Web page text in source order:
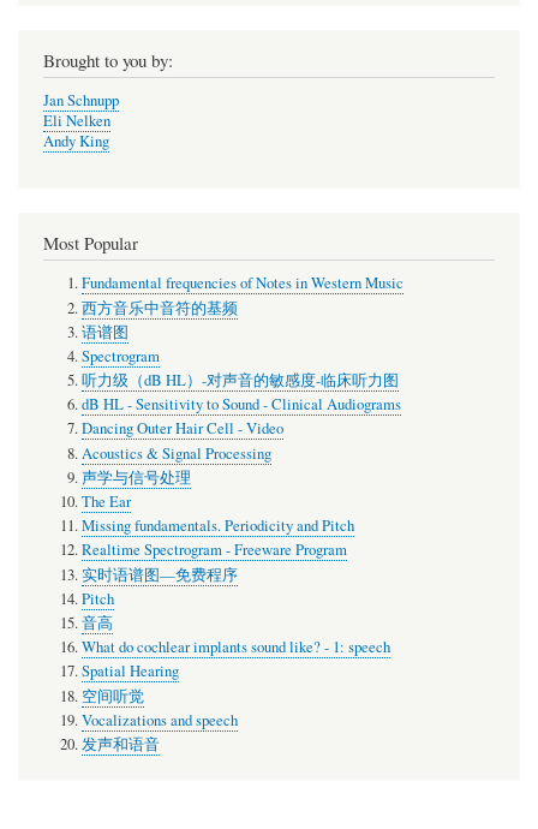
Brought to you by:
Jan Schnupp
Eli Nelken
Andy King
Most Popular
Fundamental frequencies of Notes in Western Music
西方音乐中音符的基频
语谱图
Spectrogram
听力级（dB HL）-对声音的敏感度-临床听力图
dB HL - Sensitivity to Sound - Clinical Audiograms
Dancing Outer Hair Cell - Video
Acoustics & Signal Processing
声学与信号处理
The Ear
Missing fundamentals. Periodicity and Pitch
Realtime Spectrogram - Freeware Program
实时语谱图—免费程序
Pitch
音高
What do cochlear implants sound like? - 1: speech
Spatial Hearing
空间听觉
Vocalizations and speech
发声和语音